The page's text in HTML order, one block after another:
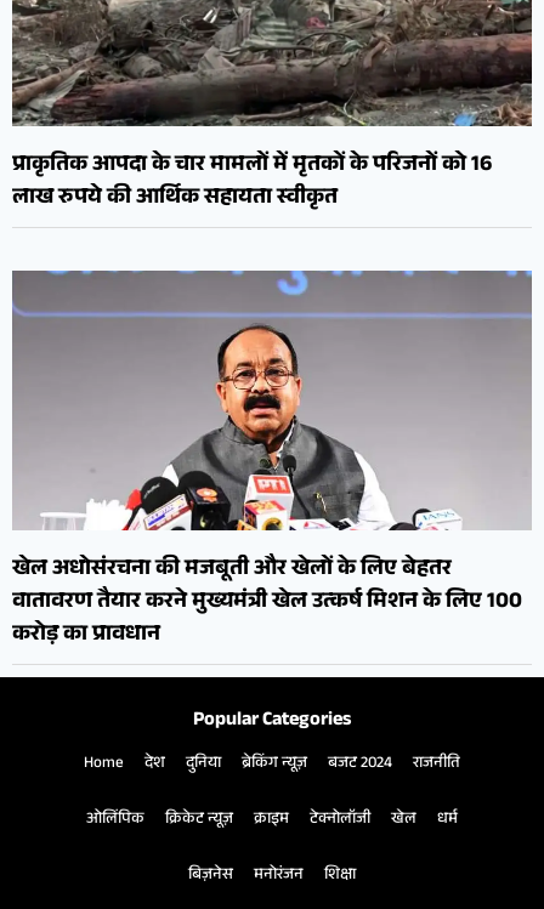
प्राकृतिक आपदा के चार मामलों में मृतकों के परिजनों को 16
लाख रुपये की आर्थिक सहायता स्वीकृत
खेल अधोसंरचना की मजबूती और खेलों के लिए बेहतर
वातावरण तैयार करने मुख्यमंत्री खेल उत्कर्ष मिशन के लिए 100
करोड़ का प्रावधान
Popular Categories
Home देश दुनिया ब्रेकिंग न्यूज़ बजट 2024 राजनीति
ओलिंपिक क्रिकेट न्यूज़ क्राइम टेक्नोलॉजी खेल धर्म
बिज़नेस मनोरंजन शिक्षा